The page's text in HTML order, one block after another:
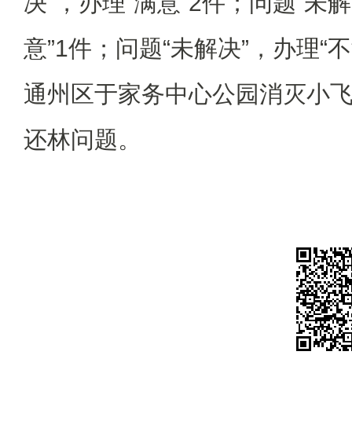
意”1件；问题“未解决”，办理“
通州区于家务中心公园消灭小
还林问题。